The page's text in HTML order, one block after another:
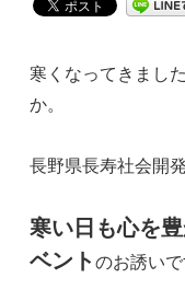
寒くなってきまし
か。
長野県長寿社会開
寒い日も心を
ベントのお誘いで